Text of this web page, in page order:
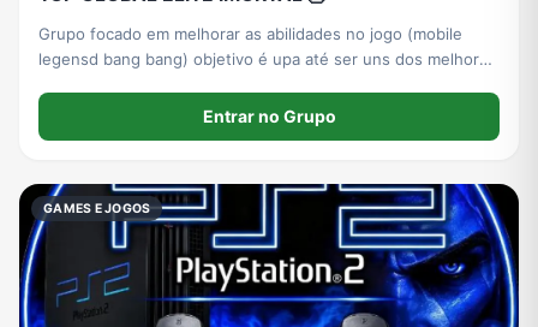
Grupo focado em melhorar as abilidades no jogo (mobile
legensd bang bang) objetivo é upa até ser uns dos melhores
Entrar no Grupo
GAMES E JOGOS